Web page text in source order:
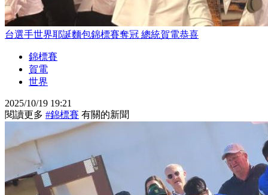
台選手世界耶誕麵包錦標賽奪冠 總統賀電恭喜
錦標賽
賀電
世界
2025/10/19 19:21
閱讀更多 #錦標賽 有關的新聞